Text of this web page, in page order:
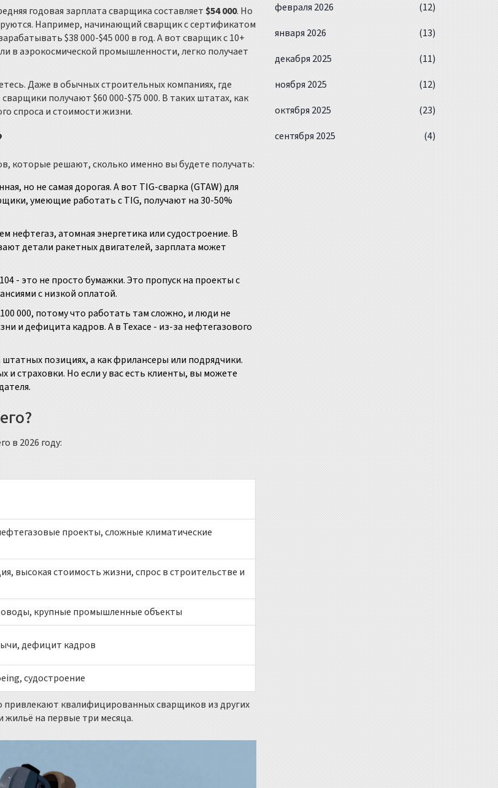
годовая зарплата сварщика составляет$54 000. Но
Например, начинающий сварщик с сертификатом
$38 000-$45 000 в год. А вот сварщик с 10+
в аэрокосмической промышленности, легко получает
Даже в обычных строительных компаниях, где
получают $60 000-$75 000. В таких штатах, как
спроса и стоимости жизни.
которые решают, сколько именно вы будете получать:
но не самая дорогая. А вот TIG-сварка (GTAW) для
умеющие работать с TIG, получают на 30-50%
атомная энергетика или судостроение. В
детали ракетных двигателей, зарплата может
- это не просто бумажки. Это пропуск на проекты с
с низкой оплатой.
000, потому что работать там сложно, и люди не
и дефицита кадров. А в Техасе - из-за нефтегазового
позициях, а как фрилансеры или подрядчики.
и страховки. Но если у вас есть клиенты, вы можете
в 2026 году:
проекты, сложные климатические
высокая стоимость жизни, спрос в строительстве и
крупные промышленные объекты
дефицит кадров
судостроение
квалифицированных сварщиков из других
на первые три месяца.
февраля 2026
(12)
января 2026
(13)
декабря 2025
(11)
ноября 2025
(12)
октября 2025
(23)
сентября 2025
(4)